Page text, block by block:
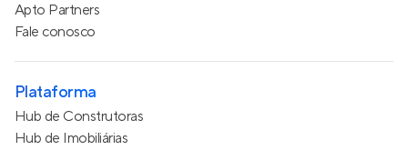
Apto Partners
Fale conosco
Plataforma
Hub de Construtoras
Hub de Imobiliárias